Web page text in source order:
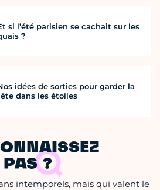
si l’été parisien se cachait sur les
?
idées de sorties pour garder la
dans les étoiles
PAS ?
intemporels, mais qui valent le